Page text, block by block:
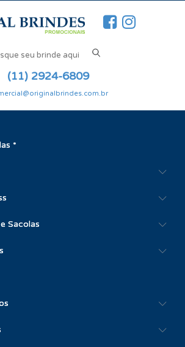
(11) 2924-6809
*
Sacolas